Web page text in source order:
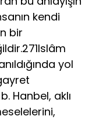
kendi
bir
yol
Hanbel, aklı